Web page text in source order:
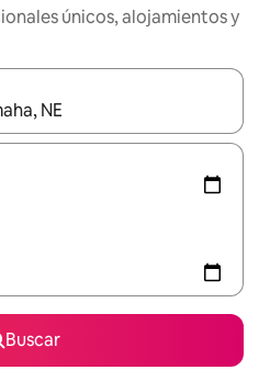
únicos, alojamientos y
disponibles, navega con las
Buscar